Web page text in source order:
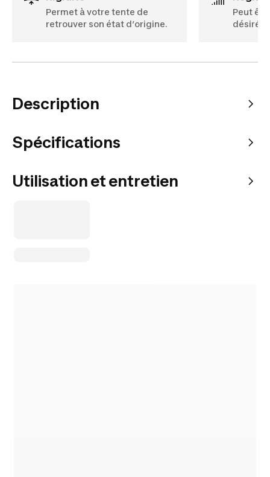
Permet à votre tente de
retrouver son état d’origine.
Peut
désirée.
Description
Spécifications
Utilisation et entretien